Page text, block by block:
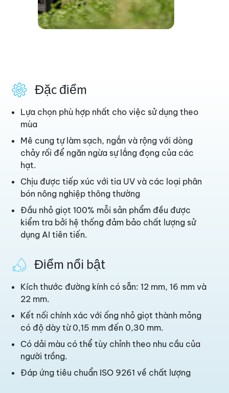
Đặc điểm
Lựa chọn phù hợp nhất cho việc sử dụng theo
mùa
Mê cung tự làm sạch, ngắn và rộng với dòng
chảy rối để ngăn ngừa sự lắng đọng của các
hạt.
Chịu được tiếp xúc với tia UV và các loại phân
bón nông nghiệp thông thường
Đầu nhỏ giọt 100% mỗi sản phẩm đều được
kiểm tra bởi hệ thống đảm bảo chất lượng sử
dụng AI tiên tiến.
Điểm nổi bật
Kích thước đường kính có sẵn: 12 mm, 16 mm và
22 mm.
Kết nối chính xác với ống nhỏ giọt thành mỏng
có độ dày từ 0,15 mm đến 0,30 mm.
Có dải màu có thể tùy chỉnh theo nhu cầu của
người trồng.
Đáp ứng tiêu chuẩn ISO 9261 về chất lượng